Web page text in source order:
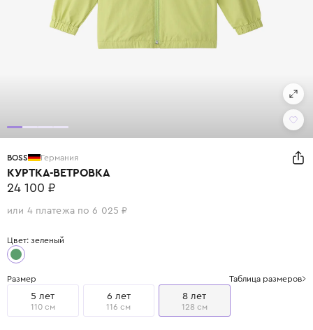
BOSS Германия
КУРТКА-ВЕТРОВКА
24 100 ₽
или 4 платежа по 6 025 ₽
Цвет: зеленый
Размер Таблица размеров
5 лет
110 см
6 лет
116 см
8 лет
128 см